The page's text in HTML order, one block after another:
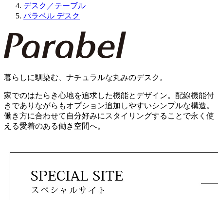
デスク／テーブル
パラベル デスク
暮らしに馴染む、ナチュラルな丸みのデスク。
家でのはたらき心地を追求した機能とデザイン。配線機能付
きでありながらもオプション追加しやすいシンプルな構造。
働き方に合わせて自分好みにスタイリングすることで永く使
える愛着のある働き空間へ。